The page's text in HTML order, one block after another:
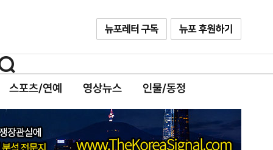
스포츠/연예 영상뉴스 인물/동정